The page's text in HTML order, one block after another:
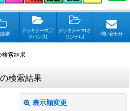
定番
デッキテーマ(ア
ドバンス)
デッキテーマ(オ
リジナル)
問い合わせ
検索結果
の検索結果
表示順変更